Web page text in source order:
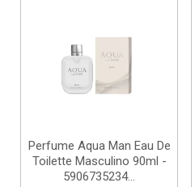
Perfume Aqua Man Eau De
Toilette Masculino 90ml -
5906735234...